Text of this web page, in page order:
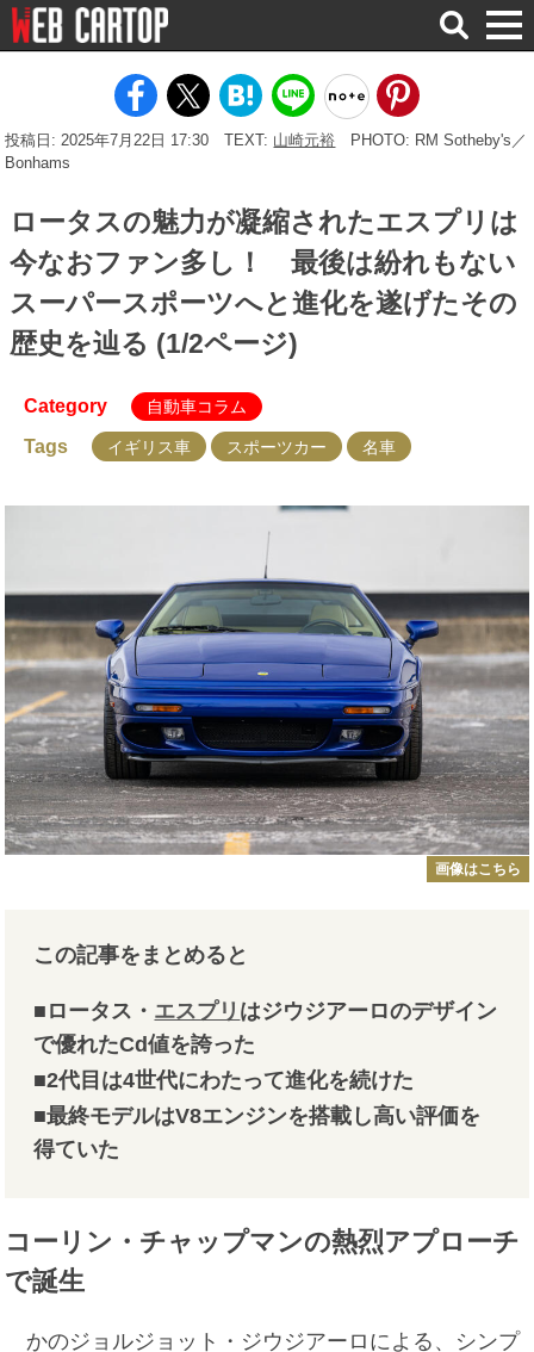
検
索
投稿日: 2025年7月22日 17:30 TEXT: 山崎元裕
PHOTO: RM Sotheby's／
Bonhams
ロータスの魅力が凝縮されたエスプリは
今なおファン多し！ 最後は紛れもない
スーパースポーツへと進化を遂げたその
歴史を辿る (1/2ページ)
Category 自動車コラム
Tags イギリス車 スポーツカー 名車
画像はこちら
この記事をまとめると
■ロータス・ エスプリ はジウジアーロのデザイン
で優れたCd値を誇った
■2代目は4世代にわたって進化を続けた
■最終モデルはV8エンジンを搭載し高い評価を
得ていた
コーリン・チャップマンの熱烈アプローチ
で誕生
かのジョルジョット・ジウジアーロによる、シンプ